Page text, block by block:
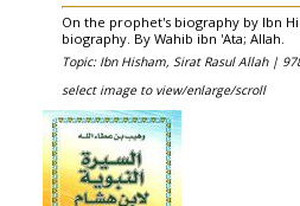
On the prophet's biography by Ibn
biography. By Wahib ibn 'Ata; Allah.
Topic: Ibn Hisham, Sirat Rasul Allah |
select image to view/enlarge/scroll